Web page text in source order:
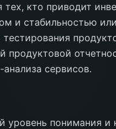
тех, кто приводит
и стабильностью
продуктовой
сервисов.
уровень понимания и